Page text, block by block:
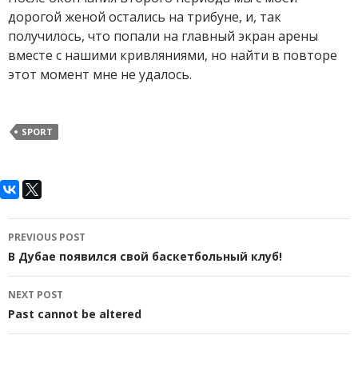
дорогой женой остались на трибуне, и, так
получилось, что попали на главный экран арены
вместе с нашими кривляниями, но найти в повторе
этот момент мне не удалось.
SPORT
Post
navigation
PREVIOUS POST
В Дубае появился свой баскетбольный клуб!
NEXT POST
Past cannot be altered